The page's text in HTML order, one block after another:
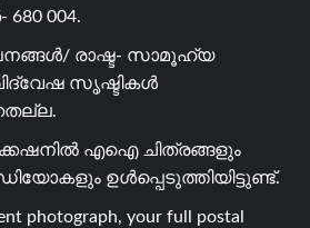
004.
രാഷ്ട- സാമൂഹ്യ
സൃഷ്ടികൾ
എഐ ചിത്രങ്ങളും
ഉൾപ്പെടുത്തിയിട്ടുണ്ട്.
photograph, your full postal